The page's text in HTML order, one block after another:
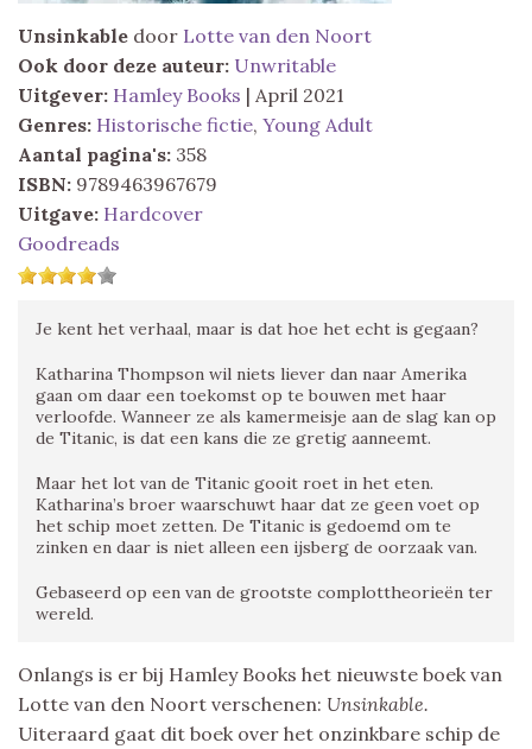
Unsinkable door Lotte van den Noort
Ook door deze auteur: Unwritable
Uitgever: Hamley Books | April 2021
Genres: Historische fictie, Young Adult
Aantal pagina's: 358
ISBN: 9789463967679
Uitgave: Hardcover
Goodreads
Je kent het verhaal, maar is dat hoe het echt is gegaan?
Katharina Thompson wil niets liever dan naar Amerika
gaan om daar een toekomst op te bouwen met haar
verloofde. Wanneer ze als kamermeisje aan de slag kan op
de Titanic, is dat een kans die ze gretig aanneemt.
Maar het lot van de Titanic gooit roet in het eten.
Katharina’s broer waarschuwt haar dat ze geen voet op
het schip moet zetten. De Titanic is gedoemd om te
zinken en daar is niet alleen een ijsberg de oorzaak van.
Gebaseerd op een van de grootste complottheorieën ter
wereld.
Onlangs is er bij Hamley Books het nieuwste boek van
Lotte van den Noort verschenen: Unsinkable.
Uiteraard gaat dit boek over het onzinkbare schip de